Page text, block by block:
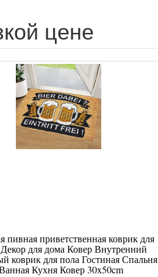
цене
пивная приветственная коврик для
для дома Ковер Внутренний
коврик для пола Гостиная Спальня
Кухня Ковер 30x50cm